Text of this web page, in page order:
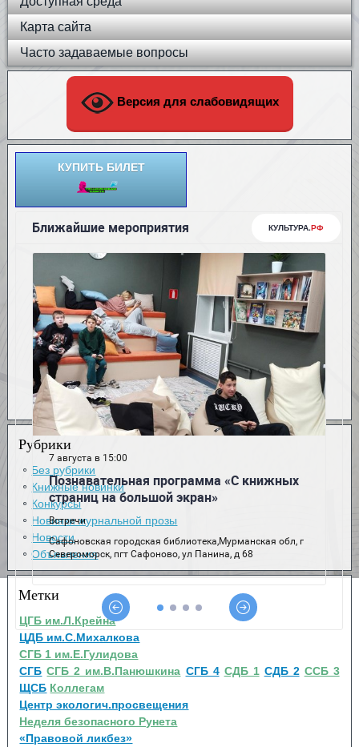
Карта сайта
Часто задаваемые вопросы
Версия для слабовидящих
КУПИТЬ БИЛЕТ
Рубрики
Без рубрики
Книжные новинки
Конкурсы
Новинки журнальной прозы
Новости
Объявления
Метки
ЦГБ им.Л.Крейна
ЦДБ им.С.Михалкова
СГБ 1 им.Е.Гулидова
СГБ СГБ 2 им.В.Панюшкина СГБ 4 СДБ 1 СДБ 2 ССБ 3
ЩСБ Коллегам
Центр экологич.просвещения
Неделя безопасного Рунета
«Правовой ликбез»